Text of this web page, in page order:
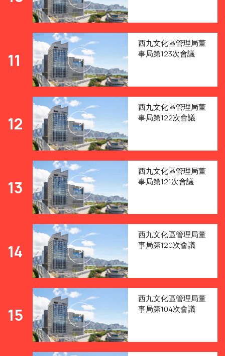
11
西九文化區管理局董
事局第123次會議
12
西九文化區管理局董
事局第122次會議
13
西九文化區管理局董
事局第121次會議
14
西九文化區管理局董
事局第120次會議
15
西九文化區管理局董
事局第104次會議